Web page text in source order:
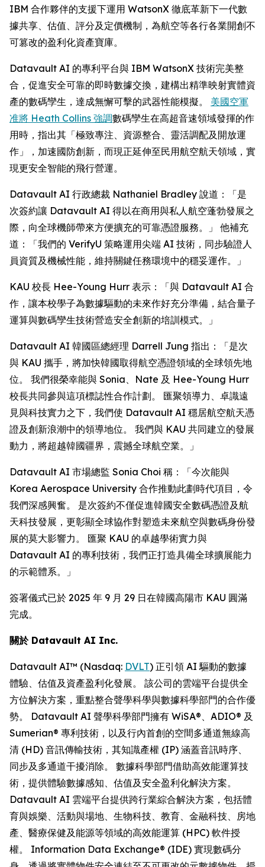
IBM 合作夥伴的支援下運用 WatsonX 徹底革新下一代數
據共享、估值、評分及定價機制，為航空等各行各業開創不
可篡改的盈利化資產寶庫。
Datavault AI 的專利平台與 IBM WatsonX 技術完美整
合，促進安全可靠的即時數據交換，建構出精準映射實體資
產的數碼孿生，達成無懈可擊的武器性能模擬。 美國空軍
准將 Heath Collins 強調數碼孿生在高超音速領域發揮的作
用時，指出其「極致專注、資源整合、靈活調配及開放運
作」，加速國防創新，而現正延伸至民用航空航天領域，實
現更安全智能的飛行營運。
Datavault AI 行政總裁 Nathaniel Bradley 說道：「是
次簽約讓 Datavault AI 得以在商用與私人航空蓬勃發展之
際，向全球機師帶來方便擴充的可靠憑證服務。」 他補充
道：「我們的 VerifyU 策略運用尖端 AI 技術，同步驗證人
員資質及機械性能，維持關鍵任務環境中的穩妥運作。」
KAU 校長 Hee-Young Hurr 表示：「與 Datavault AI 合
作，讓本校學子為數據驅動的未來作好充分準備，結合量子
運算與數碼孿生技術營造安全創新的培訓模式。」
Datavault AI 韓國區總經理 Darrell Jung 指出：「是次
與 KAU 攜手，將加快韓國取得航空憑證領域的全球領先地
位。 我們很榮幸能與 Sonia、Nate 及 Hee-Young Hurr
校長共同參與這項標誌性合作計劃。 匯聚領導力、卓識遠
見與科技實力之下，我們使 Datavault AI 穩居航空航天憑
證及創新浪潮中的領導地位。 我們與 KAU 共同建立的發展
動力，將超越韓國疆界，震撼全球航空業。」
Datavault AI 市場總監 Sonia Choi 稱：「今次能與
Korea Aerospace University 合作推動此劃時代項目，令
我們深感興奮。 是次簽約不僅促進韓國安全數碼憑證及航
天科技發展，更彰顯全球協作對塑造未來航空與數碼身份發
展的莫大影響力。 匯聚 KAU 的卓越學術實力與
Datavault AI 的專利技術，我們正打造具備全球擴展能力
的示範體系。」
簽署儀式已於 2025 年 9 月 29 日在韓國高陽市 KAU 圓滿
完成。
關於 Datavault AI Inc.
Datavault AI™ (Nasdaq: DVLT) 正引領 AI 驅動的數據
體驗、估值及資產盈利化發展。 該公司的雲端平台提供全
方位解決方案，重點整合聲學科學與數據科學部門的合作優
勢。 Datavault AI 聲學科學部門擁有 WiSA®、ADIO® 及
Sumerian® 專利技術，以及行內首創的空間多通道無線高
清 (HD) 音訊傳輸技術，其知識產權 (IP) 涵蓋音訊時序、
同步及多通道干擾消除。 數據科學部門借助高效能運算技
術，提供體驗數據感知、估值及安全盈利化解決方案。
Datavault AI 雲端平台提供跨行業綜合解決方案，包括體
育與娛樂、活動與場地、生物科技、教育、金融科技、房地
產、醫療保健及能源等領域的高效能運算 (HPC) 軟件授
權。 Information Data Exchange® (IDE) 實現數碼分